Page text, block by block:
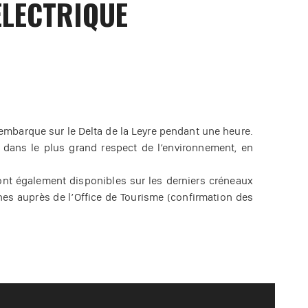
sur le Delta de la Leyre pendant une heure.
le plus grand respect de l’environnement, en
également disponibles sur les derniers créneaux
auprès de l’Office de Tourisme (confirmation des